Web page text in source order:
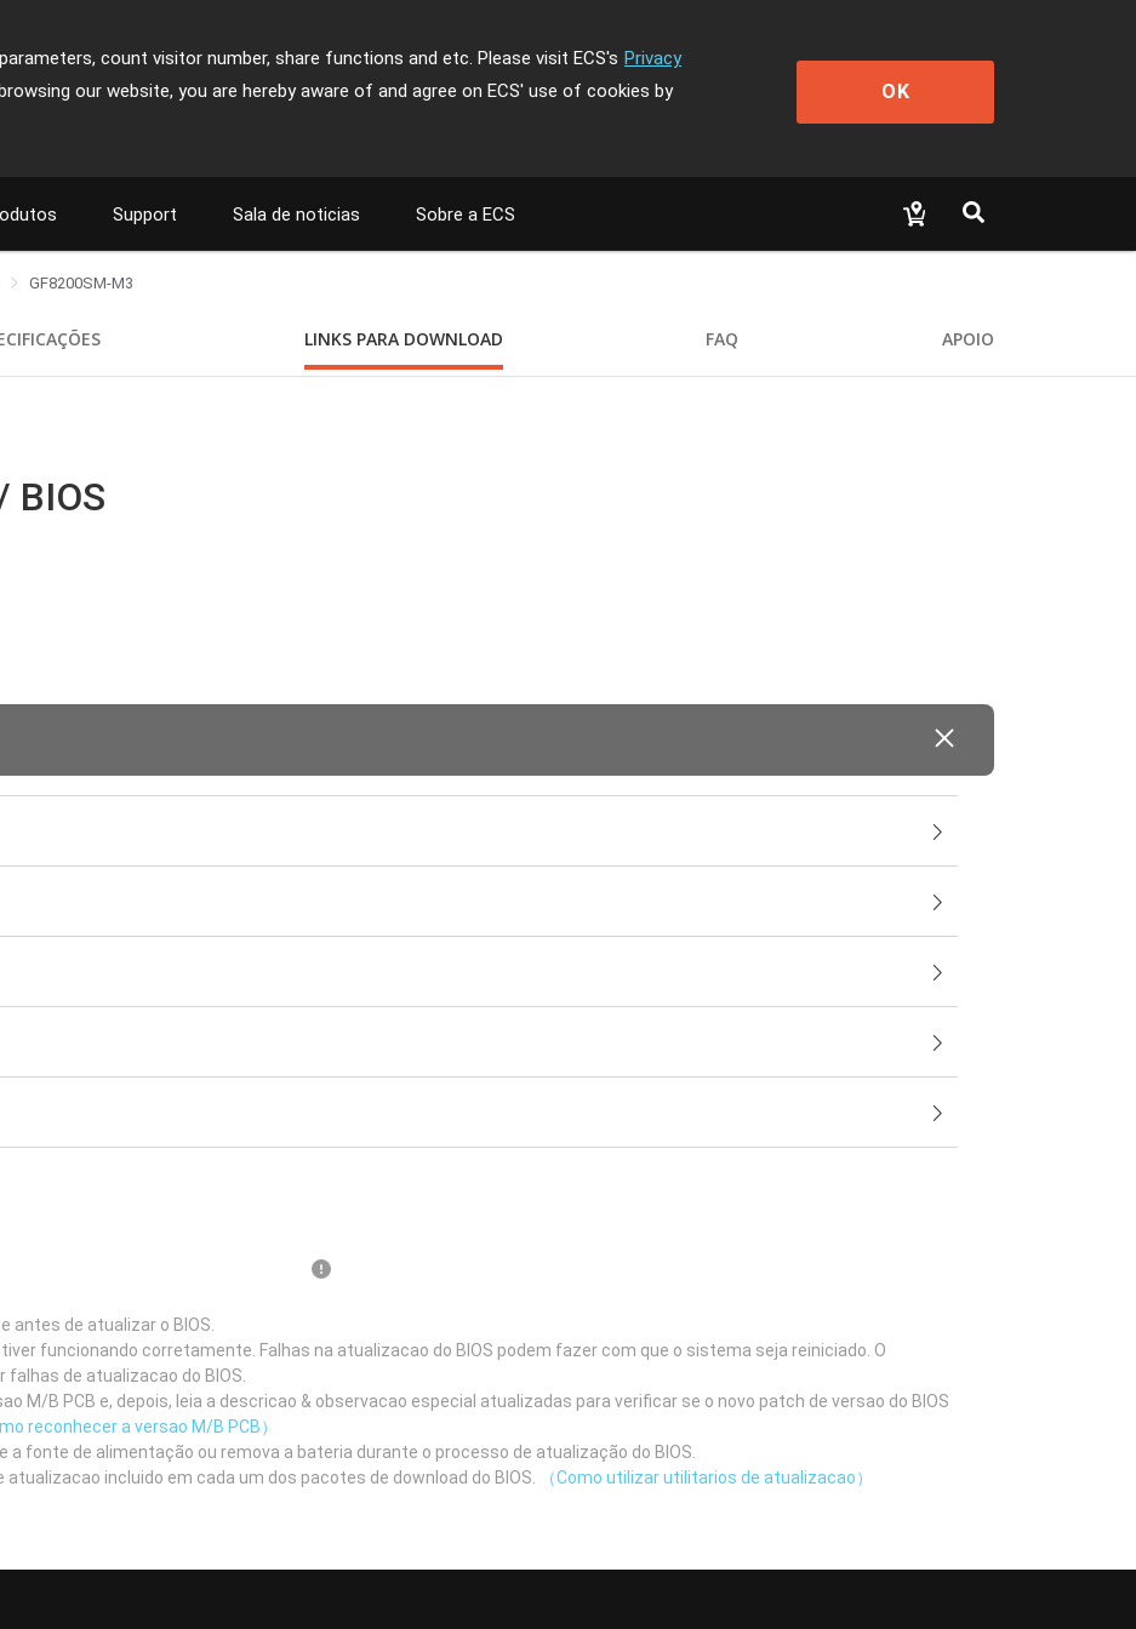
count visitor number, share functions and etc. Please visit ECS's Privacy
our website, you are hereby aware of and agree on ECS' use of cookies by
OK
Support Sala de noticias Sobre a ECS
GF8200SM-M3
LINKS PARA DOWNLOAD FAQ APOIO
BIOS
antes de atualizar o BIOS.
funcionando corretamente. Falhas na atualizacao do BIOS podem fazer com que o sistema seja reiniciado. O
de atualizacao do BIOS.
M/B PCB e, depois, leia a descricao & observacao especial atualizadas para verificar se o novo patch de versao do BIOS
reconhecer a versao M/B PCB）
a fonte de alimentação ou remova a bateria durante o processo de atualização do BIOS.
incluido em cada um dos pacotes de download do BIOS.
（Como utilizar utilitarios de atualizacao）